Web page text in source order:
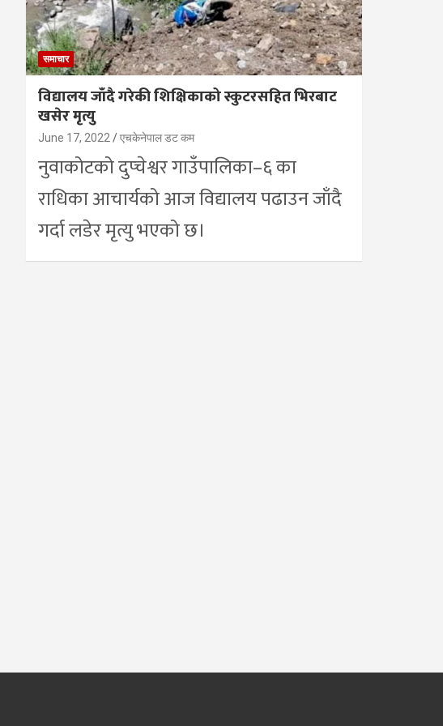
समाचार
विद्यालय जाँदै गरेकी शिक्षिकाको स्कुटरसहित भिरबाट
खसेर मृत्यु
June 17, 2022 एचकेनेपाल डट कम
नुवाकोटको दुप्चेश्वर गाउँपालिका–६ का
राधिका आचार्यको आज विद्यालय पढाउन जाँदै
गर्दा लडेर मृत्यु भएको छ।